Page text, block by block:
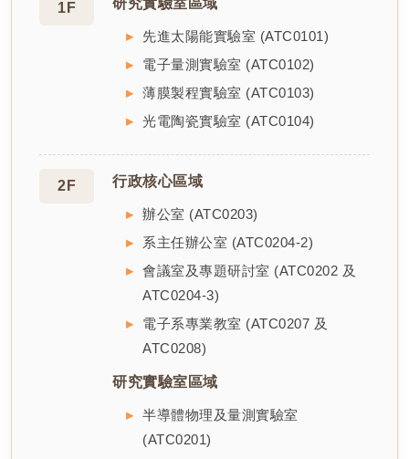
1F 研究實驗室區域
先進太陽能實驗室 (ATC0101)
電子量測實驗室 (ATC0102)
薄膜製程實驗室 (ATC0103)
光電陶瓷實驗室 (ATC0104)
2F 行政核心區域
辦公室 (ATC0203)
系主任辦公室 (ATC0204-2)
會議室及專題研討室 (ATC0202 及
ATC0204-3)
電子系專業教室 (ATC0207 及
ATC0208)
研究實驗室區域
半導體物理及量測實驗室
(ATC0201)